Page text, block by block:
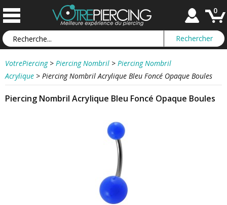
0
VotrePiercing > Piercing Nombril > Piercing Nombril
Acrylique > Piercing Nombril Acrylique Bleu Foncé Opaque Boules
Piercing Nombril Acrylique Bleu Foncé Opaque Boules